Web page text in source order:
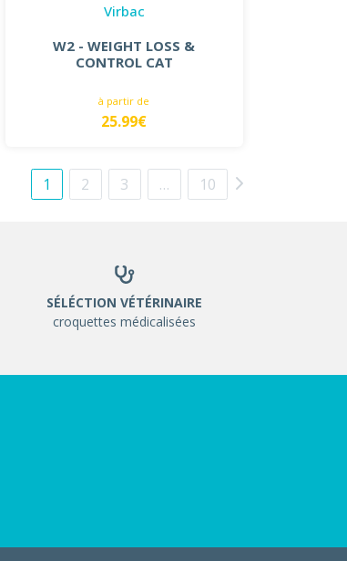
Virbac
W2 - WEIGHT LOSS &
CONTROL CAT
à partir de
25.99€
1 2 3 … 10
SÉLÉCTION VÉTÉRINAIRE
croquettes médicalisées